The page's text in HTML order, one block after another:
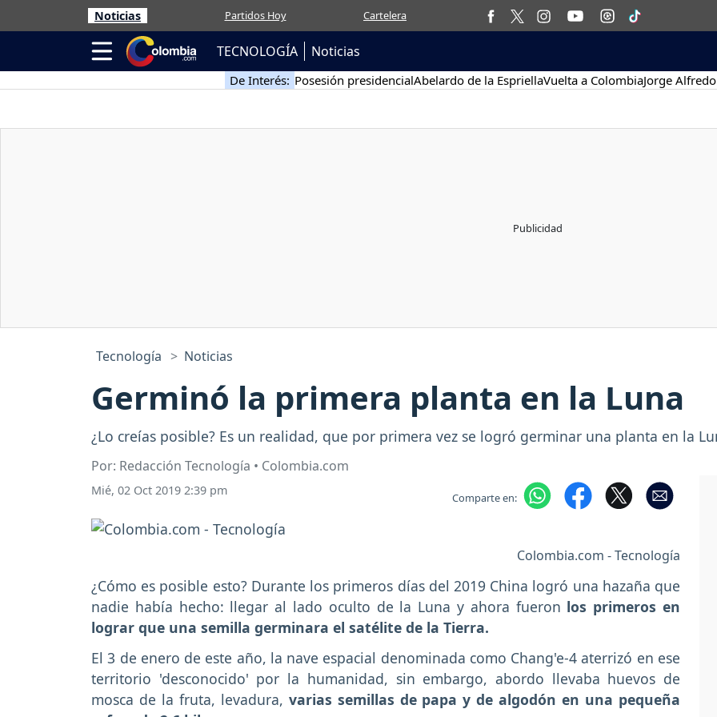
Noticias Partidos Hoy Cartelera
TECNOLOGÍA Noticias
De Interés: Posesión presidencialAbelardo de la EspriellaVuelta a ColombiaJorge
Tecnología Noticias
Germinó la primera planta en la Luna
¿Lo creías posible? Es un realidad, que por primera vez se logró germinar una planta en la
Por: Redacción Tecnología • Colombia.com
Mié, 02 Oct 2019 2:39 pm Comparte en:
Colombia.com - Tecnología
¿Cómo es posible esto? Durante los primeros días del 2019 China logró una hazaña que
nadie había hecho: llegar al lado oculto de la Luna y ahora fueron los primeros en
lograr que una semilla germinara el satélite de la Tierra.
El 3 de enero de este año, la nave espacial denominada como Chang'e-4 aterrizó en ese
territorio 'desconocido' por la humanidad, sin embargo, abordo llevaba huevos de
mosca de la fruta, levadura, varias semillas de papa y de algodón en una pequeña